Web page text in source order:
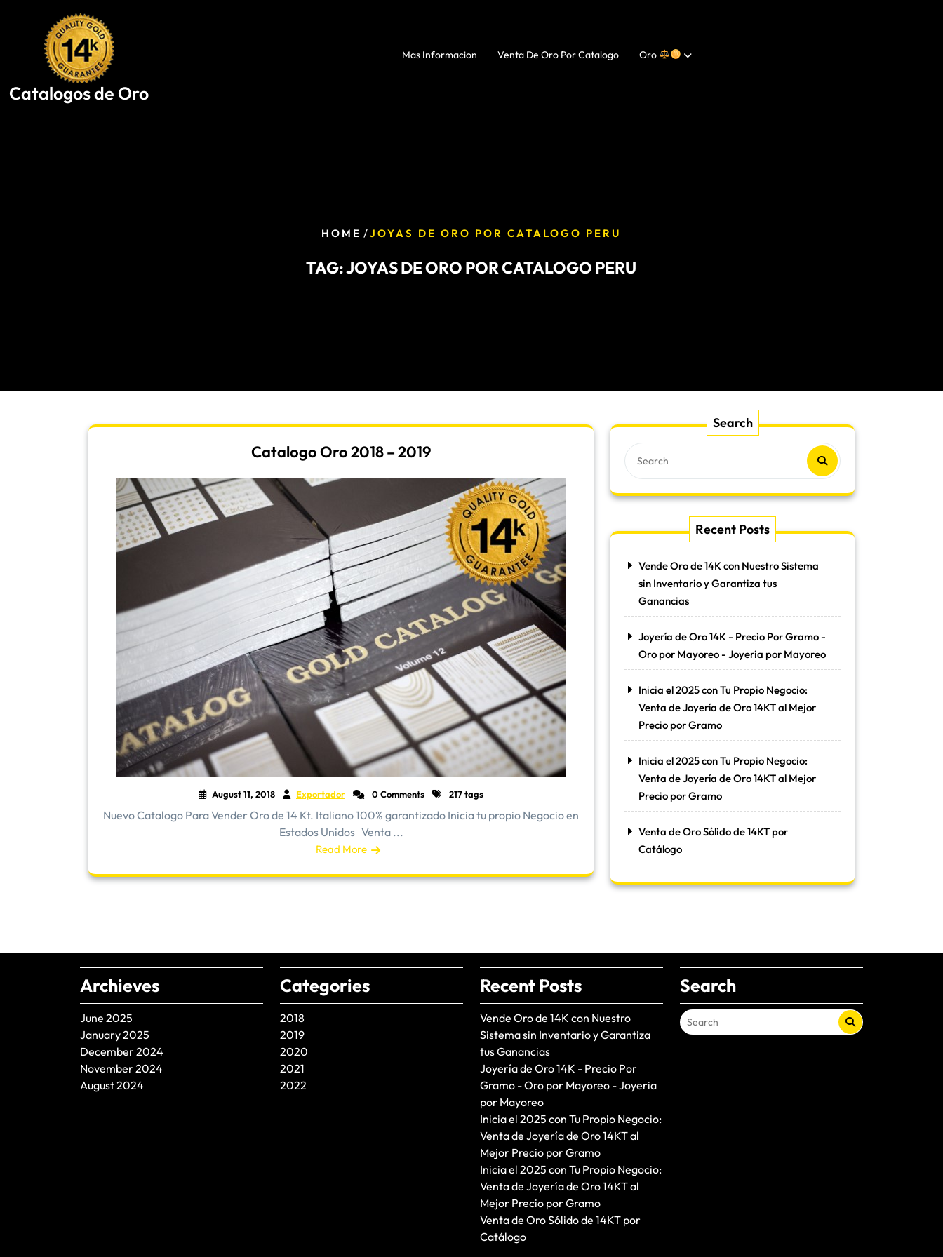
Catalogos de Oro
Mas Informacion Venta De Oro Por Catalogo Oro
HOME /JOYAS DE ORO POR CATALOGO PERU
TAG:JOYAS DE ORO POR CATALOGO PERU
Catalogo Oro 2018 – 2019
August 11, 2018 Exportador 0 Comments 217 tags
Nuevo Catalogo Para Vender Oro de 14 Kt. Italiano 100% garantizado Inicia tu propio Negocio en
Estados Unidos Venta ...
Read More
Search
Recent Posts
Vende Oro de 14K con Nuestro Sistema
sin Inventario y Garantiza tus
Ganancias
Joyería de Oro 14K - Precio Por Gramo -
Oro por Mayoreo - Joyeria por Mayoreo
Inicia el 2025 con Tu Propio Negocio:
Venta de Joyería de Oro 14KT al Mejor
Precio por Gramo
Inicia el 2025 con Tu Propio Negocio:
Venta de Joyería de Oro 14KT al Mejor
Precio por Gramo
Venta de Oro Sólido de 14KT por
Catálogo
Archieves
June 2025
January 2025
December 2024
November 2024
August 2024
Categories
2018
2019
2020
2021
2022
Recent Posts
Vende Oro de 14K con Nuestro
Sistema sin Inventario y Garantiza
tus Ganancias
Joyería de Oro 14K - Precio Por
Gramo - Oro por Mayoreo - Joyeria
por Mayoreo
Inicia el 2025 con Tu Propio Negocio:
Venta de Joyería de Oro 14KT al
Mejor Precio por Gramo
Inicia el 2025 con Tu Propio Negocio:
Venta de Joyería de Oro 14KT al
Mejor Precio por Gramo
Venta de Oro Sólido de 14KT por
Catálogo
Search